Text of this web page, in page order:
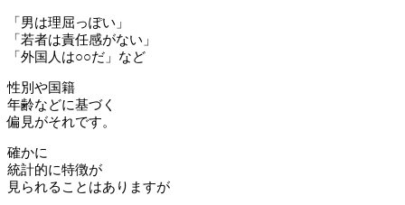
「男は理屈っぽい」
「若者は責任感がない」
「外国人は○○だ」など
性別や国籍
年齢などに基づく
偏見がそれです。
確かに
統計的に特徴が
見られることはありますが